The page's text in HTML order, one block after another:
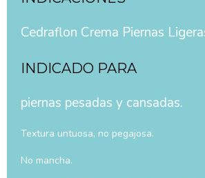
Cedraflon Crema Piernas
INDICADO PARA
piernas pesadas y cansadas.
Textura untuosa, no pegajosa.
No mancha.